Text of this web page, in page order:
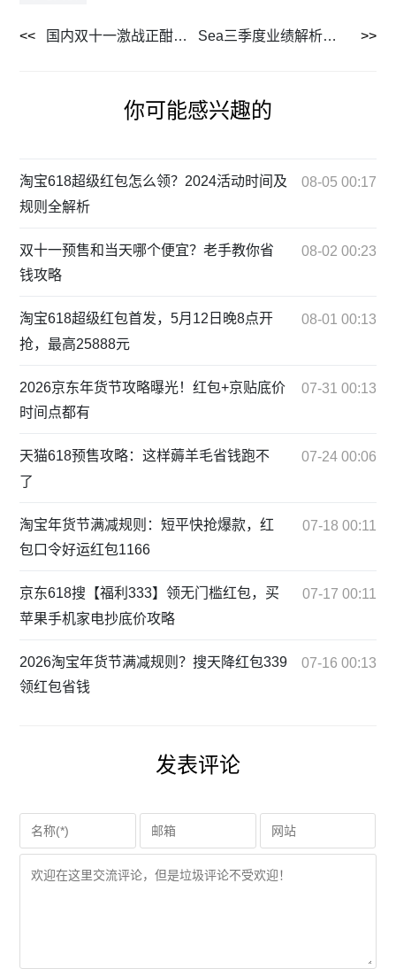
国内双十一激战正酣，海外电商战火重燃！出海竞争中谁能斩获增长红利？ Sea三季度业绩解析：增长强劲但利润承压，电商GMV超预期背后的隐忧
你可能感兴趣的
淘宝618超级红包怎么领？2024活动时间及
规则全解析
08-05 00:17
双十一预售和当天哪个便宜？老手教你省
钱攻略
08-02 00:23
淘宝618超级红包首发，5月12日晚8点开
抢，最高25888元
08-01 00:13
2026京东年货节攻略曝光！红包+京贴底价
时间点都有
07-31 00:13
天猫618预售攻略：这样薅羊毛省钱跑不
了
07-24 00:06
淘宝年货节满减规则：短平快抢爆款，红
包口令好运红包1166
07-18 00:11
京东618搜【福利333】领无门槛红包，买
苹果手机家电抄底价攻略
07-17 00:11
2026淘宝年货节满减规则？搜天降红包339
领红包省钱
07-16 00:13
发表评论